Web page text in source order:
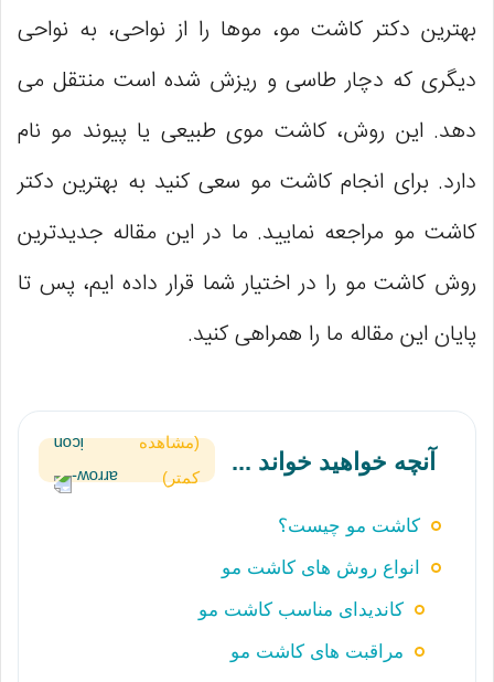
بهترین دکتر کاشت مو، موها را از نواحی، به نواحی
دیگری که دچار طاسی و ریزش شده است منتقل می
‌دهد. این روش، کاشت موی طبیعی یا پیوند مو نام
دارد. برای انجام کاشت مو سعی کنید به بهترین دکتر
کاشت مو مراجعه نمایید. ما در این مقاله جدیدترین
روش کاشت مو را در اختیار شما قرار داده ایم، پس تا
پایان این مقاله ما را همراهی کنید.
آنچه خواهید خواند ...
(مشاهده
کمتر)
کاشت مو چیست؟
انواع روش‌ های کاشت مو
کاندیدای مناسب کاشت مو
مراقبت‌ های کاشت مو